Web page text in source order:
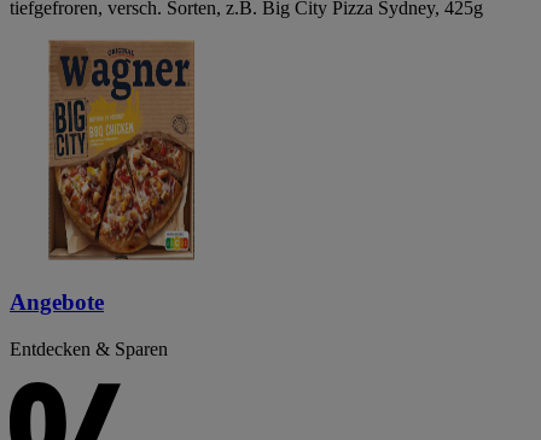
tiefgefroren, versch. Sorten, z.B. Big City Pizza Sydney, 425g
Angebote
Entdecken & Sparen